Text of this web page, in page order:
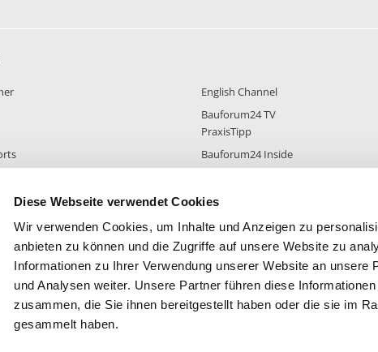
Diese Webseite verwendet Cookies
Wir verwenden Cookies, um Inhalte und Anzeigen zu
anbieten zu können und die Zugriffe auf unsere Website zu
Informationen zu Ihrer Verwendung unserer Website an unsere
und Analysen weiter. Unsere Partner führen diese
zusammen, die Sie ihnen bereitgestellt haben oder die sie im
gesammelt haben.
English Channel
Bauforum24 TV
PraxisTipp
Bauforum24 Inside
MITGLIEDER38.431 FOREN